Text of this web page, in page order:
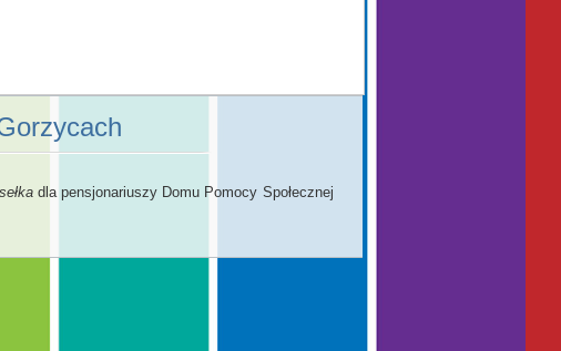
dla pensjonariuszy Domu Pomocy Społecznej